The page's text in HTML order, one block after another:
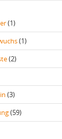
(1)
(1)
(2)
(3)
(59)